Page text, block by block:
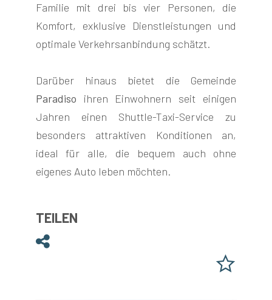
Familie mit drei bis vier Personen, die
Komfort, exklusive Dienstleistungen und
optimale Verkehrsanbindung schätzt.
Darüber hinaus bietet die Gemeinde
Paradiso ihren Einwohnern seit einigen
Jahren einen Shuttle-Taxi-Service zu
besonders attraktiven Konditionen an,
ideal für alle, die bequem auch ohne
eigenes Auto leben möchten.
TEILEN
Teilen